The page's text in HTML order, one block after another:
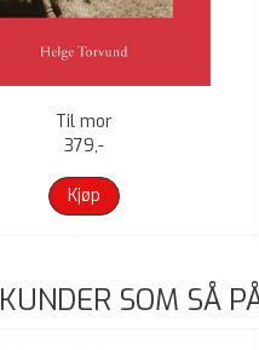
Til mor
379,-
Kjøp
KUNDER SOM SÅ